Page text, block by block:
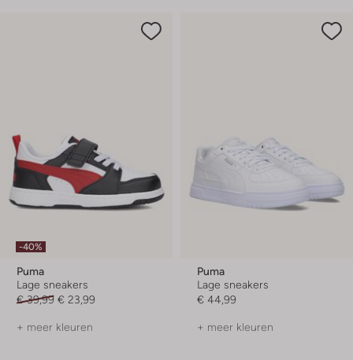
-40%
Puma
Lage sneakers
€ 39,99 € 23,99
+ meer kleuren
Puma
Lage sneakers
€ 44,99
+ meer kleuren